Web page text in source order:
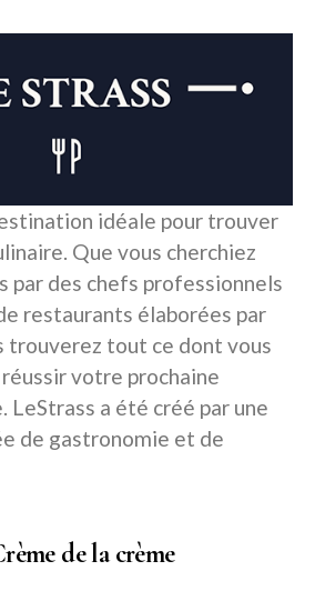
idéale pour trouver
Que vous cherchiez
par des chefs professionnels
restaurants élaborées par
trouverez tout ce dont vous
votre prochaine
LeStrass a été créé par une
de gastronomie et de
de la crème